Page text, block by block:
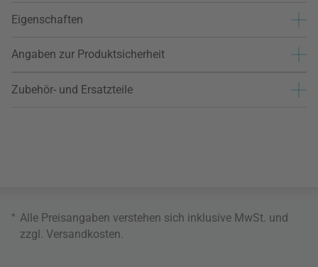
Eigenschaften
Angaben zur Produktsicherheit
Zubehör- und Ersatzteile
* Alle Preisangaben verstehen sich inklusive MwSt. und
zzgl. Versandkosten